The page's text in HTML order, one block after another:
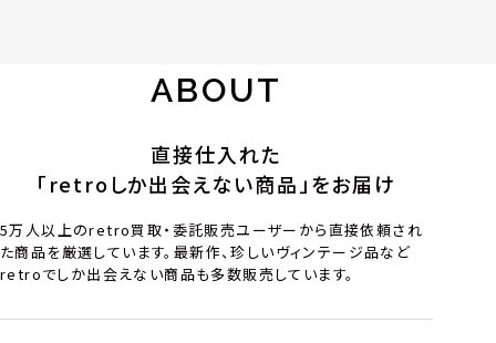
ABOUT
直接仕入れた
「retroしか出会えない商品」をお届け
5万人以上のretro買取・委託販売ユーザーから直接依頼され
た商品を厳選しています。最新作、珍しいヴィンテージ品など
retroでしか出会えない商品も多数販売しています。